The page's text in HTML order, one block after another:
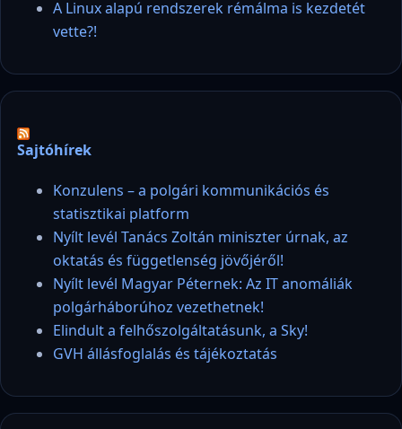
A Linux alapú rendszerek rémálma is kezdetét
vette?!
Sajtóhírek
Konzulens – a polgári kommunikációs és
statisztikai platform
Nyílt levél Tanács Zoltán miniszter úrnak, az
oktatás és függetlenség jövőjéről!
Nyílt levél Magyar Péternek: Az IT anomáliák
polgárháborúhoz vezethetnek!
Elindult a felhőszolgáltatásunk, a Sky!
GVH állásfoglalás és tájékoztatás